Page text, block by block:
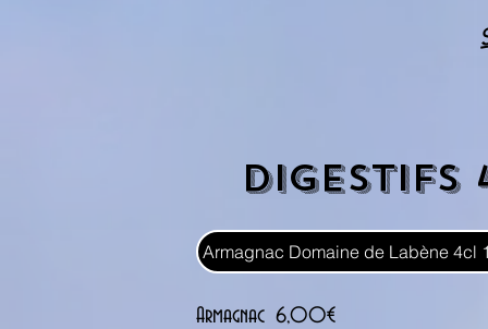
Digestifs
Armagnac Domaine de Labène 4cl
Armagnac 6,00€